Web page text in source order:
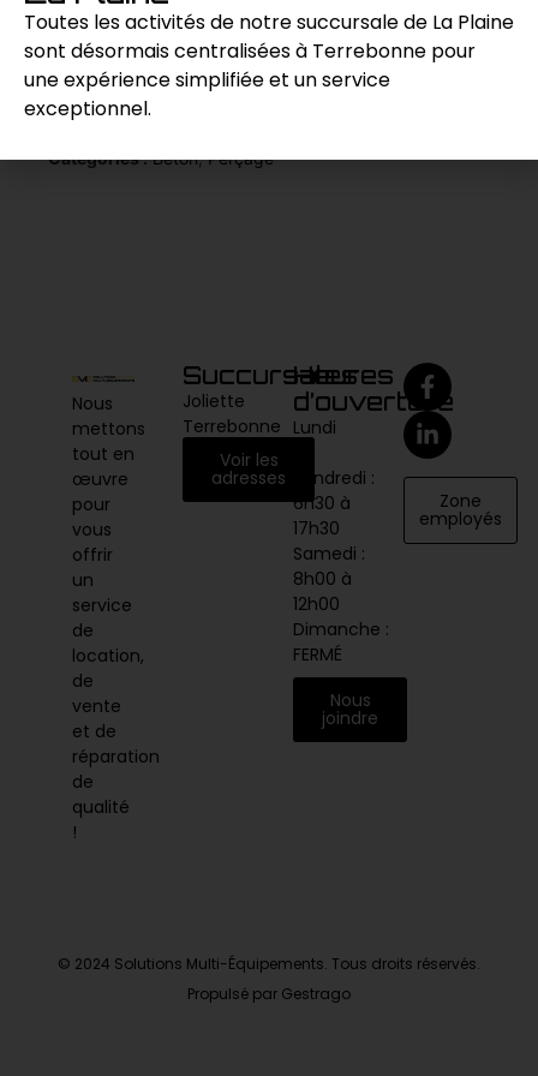
Demande de prix
Catégories : Béton,Perçage
Nous
mettons
tout en
œuvre
pour
vous
offrir
un
service
de
location,
de
vente
et de
réparation
de
qualité
!
Succursales
Joliette
Terrebonne
Voir les
adresses
Heures
d’ouverture
Lundi
vendredi :
6h30 à
17h30
Samedi :
8h00 à
12h00
Dimanche :
FERMÉ
Nous
joindre
Zone
employés
© 2024 Solutions Multi-Équipements. Tous droits réservés.
Propulsé par Gestrago
Toutes les activités de notre succursale de La Plaine
sont désormais centralisées à Terrebonne pour
une expérience simplifiée et un service
exceptionnel.